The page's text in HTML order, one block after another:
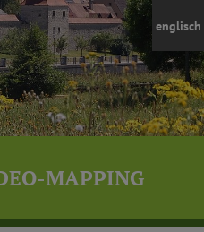
englisch
MAPPING